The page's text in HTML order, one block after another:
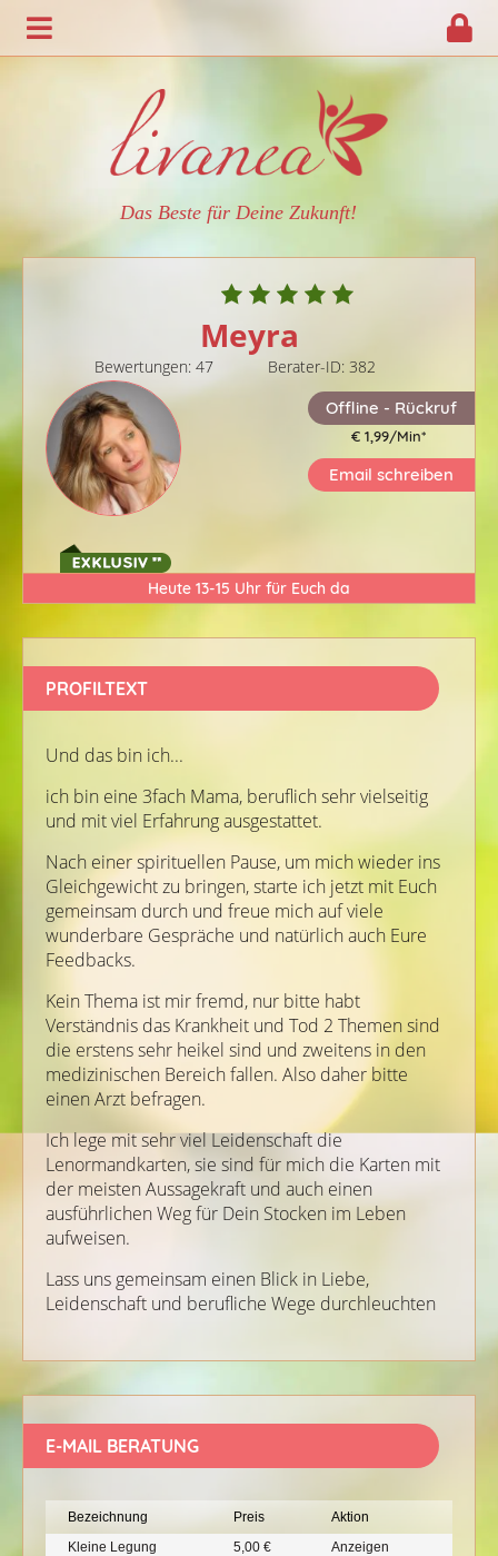
Das Beste für Deine Zukunft!
Meyra
Bewertungen: 47
Berater-ID: 382
Offline - Rückruf
€ 1,99/Min*
Email schreiben
Heute 13-15 Uhr für Euch da
PROFILTEXT
Und das bin ich...
ich bin eine 3fach Mama, beruflich sehr vielseitig
und mit viel Erfahrung ausgestattet.
Nach einer spirituellen Pause, um mich wieder ins
Gleichgewicht zu bringen, starte ich jetzt mit Euch
gemeinsam durch und freue mich auf viele
wunderbare Gespräche und natürlich auch Eure
Feedbacks.
Kein Thema ist mir fremd, nur bitte habt
Verständnis das Krankheit und Tod 2 Themen sind
die erstens sehr heikel sind und zweitens in den
medizinischen Bereich fallen. Also daher bitte
einen Arzt befragen.
Ich lege mit sehr viel Leidenschaft die
Lenormandkarten, sie sind für mich die Karten mit
der meisten Aussagekraft und auch einen
ausführlichen Weg für Dein Stocken im Leben
aufweisen.
Lass uns gemeinsam einen Blick in Liebe,
Leidenschaft und berufliche Wege durchleuchten
E-MAIL BERATUNG
Bezeichnung Preis
Aktion
Kleine Legung
5,00 €
Anzeigen